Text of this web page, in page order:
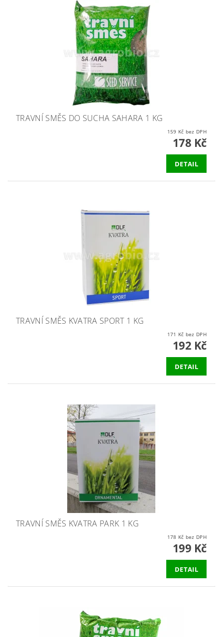
TRAVNÍ SMĚS DO SUCHA SAHARA 1 KG
159 Kč bez DPH
178 Kč
DETAIL
TRAVNÍ SMĚS KVATRA SPORT 1 KG
171 Kč bez DPH
192 Kč
DETAIL
TRAVNÍ SMĚS KVATRA PARK 1 KG
178 Kč bez DPH
199 Kč
DETAIL